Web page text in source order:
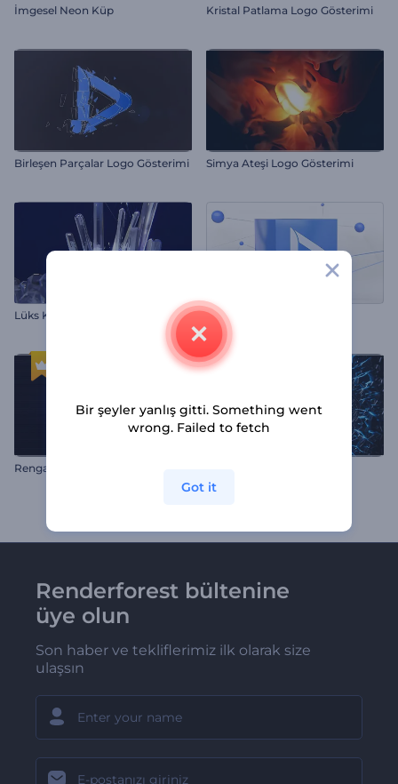
İmgesel Neon Küp Kristal Patlama Logo Gösterimi
Birleşen Parçalar Logo Gösterimi Simya Ateşi Logo Gösterimi
Lüks Kristal Logo Moleküler Küp Logo
Rengarenk Glitch Efektli Logo
Renderforest bültenine
üye olun
Son haber ve tekliflerimiz ilk olarak size
ulaşsın
Bir şeyler yanlış gitti. Something went
wrong. Failed to fetch
Got it